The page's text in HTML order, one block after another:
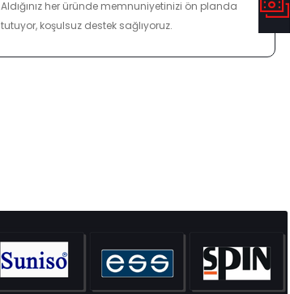
Aldığınız her üründe memnuniyetinizi ön planda
tutuyor, koşulsuz destek sağlıyoruz.